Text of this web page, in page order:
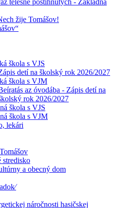
telesne postihnutých - Základná
žije Tomášov!
škola s VJS
detí na školský rok 2026/2027
škola s VJM
az óvodába - Zápis detí na
rok 2026/2027
škola s VJS
škola s VJM
lekári
stredisko
a obecný dom
náročnosti hasičskej